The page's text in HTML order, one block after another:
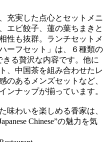
充実した点心とセットメニ
エビ餃子、蓮の葉ちまきと
性も抜群。ランチセットメ
ーフセット」は、６種類の
る贅沢な内容です。他に
、中国茶を組み合わせたレ
のあるメンズセットなど、
ンナップが揃っています。
味わいを楽しめる香家は、
Chinese”の魅力を気